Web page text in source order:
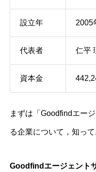
設立年 2005
代表者 仁平
資本金
まずは「Goodfindエー
る企業について，知って
Goodfindエージェント